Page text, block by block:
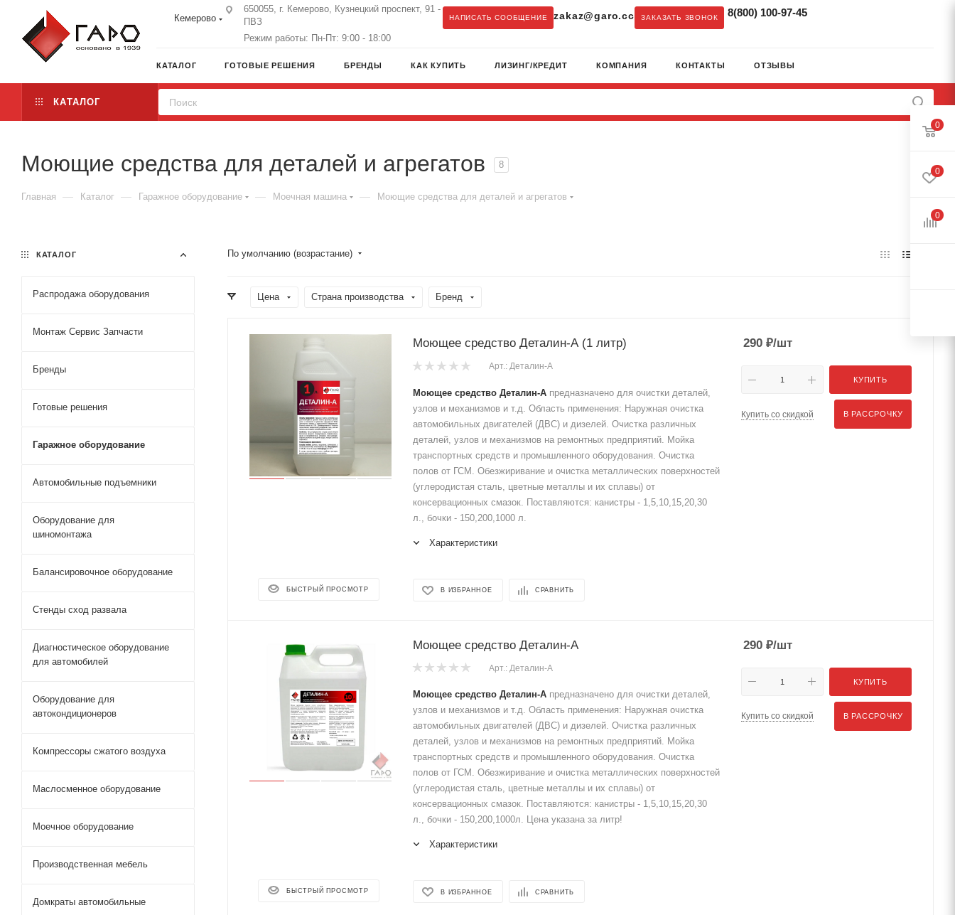
Кемерово
650055, г. Кемерово, Кузнецкий проспект, 91 -
ПВЗ
Режим работы: Пн-Пт: 9:00 - 18:00
НАПИСАТЬ СООБЩЕНИЕ zakaz@garo.cc ЗАКАЗАТЬ ЗВОНОК 8(800) 100-97-45
КАТАЛОГ ГОТОВЫЕ РЕШЕНИЯ БРЕНДЫ КАК КУПИТЬ ЛИЗИНГ/КРЕДИТ КОМПАНИЯ КОНТАКТЫ ОТЗЫВЫ
КАТАЛОГ
Моющие средства для деталей и агрегатов 8
Главная — Каталог — Гаражное оборудование — Моечная машина — Моющие средства для деталей и агрегатов
По умолчанию (возрастание)
Цена Страна производства Бренд
БЫСТРЫЙ ПРОСМОТР
Моющее средство Деталин-А (1 литр)
Арт.: Деталин-А
Моющее средство Деталин-А предназначено для очистки деталей,
узлов и механизмов и т.д. Область применения: Наружная очистка
автомобильных двигателей (ДВС) и дизелей. Очистка различных
деталей, узлов и механизмов на ремонтных предприятий. Мойка
транспортных средств и промышленного оборудования. Очистка
полов от ГСМ. Обезжиривание и очистка металлических поверхностей
(углеродистая сталь, цветные металлы и их сплавы) от
консервационных смазок. Поставляются: канистры - 1,5,10,15,20,30
л., бочки - 150,200,1000 л.
Характеристики
В ИЗБРАННОЕ СРАВНИТЬ
290 ₽/шт
КУПИТЬ
Купить со скидкой В РАССРОЧКУ
БЫСТРЫЙ ПРОСМОТР
Моющее средство Деталин-А
Арт.: Деталин-А
Моющее средство Деталин-А предназначено для очистки деталей,
узлов и механизмов и т.д. Область применения: Наружная очистка
автомобильных двигателей (ДВС) и дизелей. Очистка различных
деталей, узлов и механизмов на ремонтных предприятий. Мойка
транспортных средств и промышленного оборудования. Очистка
полов от ГСМ. Обезжиривание и очистка металлических поверхностей
(углеродистая сталь, цветные металлы и их сплавы) от
консервационных смазок. Поставляются: канистры - 1,5,10,15,20,30
л., бочки - 150,200,1000л. Цена указана за литр!
Характеристики
В ИЗБРАННОЕ СРАВНИТЬ
290 ₽/шт
КУПИТЬ
Купить со скидкой В РАССРОЧКУ
КАТАЛОГ
Распродажа оборудования
Монтаж Сервис Запчасти
Бренды
Готовые решения
Гаражное оборудование
Автомобильные подъемники
Оборудование для
шиномонтажа
Балансировочное оборудование
Стенды сход развала
Диагностическое оборудование
для автомобилей
Оборудование для
автокондиционеров
Компрессоры сжатого воздуха
Маслосменное оборудование
Моечное оборудование
Производственная мебель
Домкраты автомобильные
0
0
0